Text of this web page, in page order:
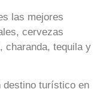
las mejores
cervezas
charanda, tequila y
destino turístico en